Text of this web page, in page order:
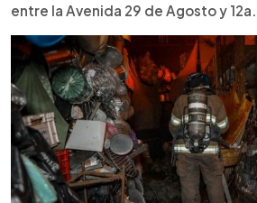
entre la Avenida 29 de Agosto y